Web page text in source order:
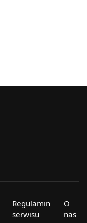
Regulamin
serwisu
O
nas